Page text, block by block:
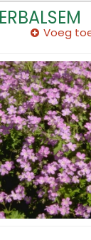
Voeg